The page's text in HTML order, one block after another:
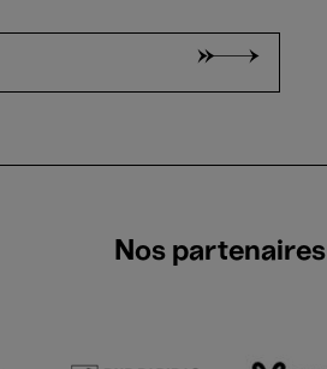
Nos partenaires